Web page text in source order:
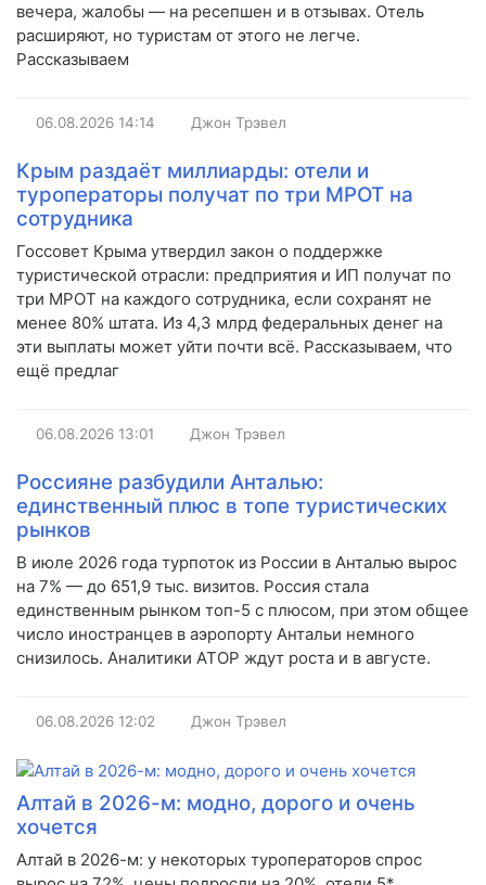
вечера, жалобы — на ресепшен и в отзывах. Отель
расширяют, но туристам от этого не легче.
Рассказываем
06.08.2026 14:14 Джон Трэвел
Крым раздаёт миллиарды: отели и
туроператоры получат по три МРОТ на
сотрудника
Госсовет Крыма утвердил закон о поддержке
туристической отрасли: предприятия и ИП получат по
три МРОТ на каждого сотрудника, если сохранят не
менее 80% штата. Из 4,3 млрд федеральных денег на
эти выплаты может уйти почти всё. Рассказываем, что
ещё предлаг
06.08.2026 13:01 Джон Трэвел
Россияне разбудили Анталью:
единственный плюс в топе туристических
рынков
В июле 2026 года турпоток из России в Анталью вырос
на 7% — до 651,9 тыс. визитов. Россия стала
единственным рынком топ-5 с плюсом, при этом общее
число иностранцев в аэропорту Антальи немного
снизилось. Аналитики АТОР ждут роста и в августе.
06.08.2026 12:02 Джон Трэвел
Алтай в 2026-м: модно, дорого и очень
хочется
Алтай в 2026-м: у некоторых туроператоров спрос